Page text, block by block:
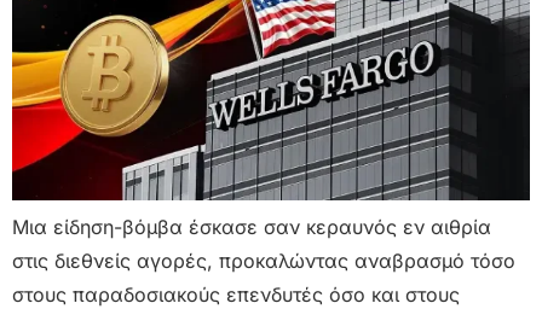
Μια είδηση-βόμβα έσκασε σαν κεραυνός εν αιθρία
στις διεθνείς αγορές, προκαλώντας αναβρασμό τόσο
στους παραδοσιακούς επενδυτές όσο και στους